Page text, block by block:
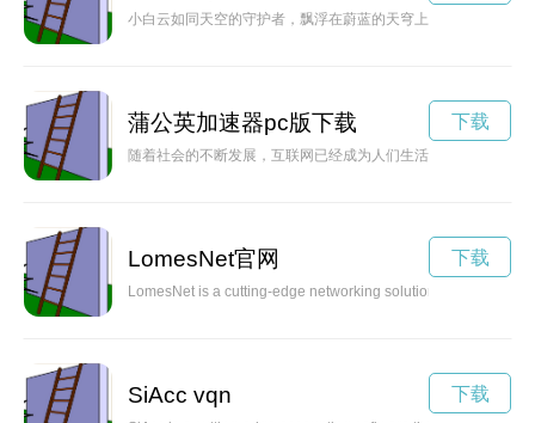
小白云如同天空的守护者，飘浮在蔚蓝的天穹上，轻盈自由，带
蒲公英加速器pc版下载
随着社会的不断发展，互联网已经成为人们生活中不可或缺的
下载
LomesNet官网
LomesNet is a cutting-edge networking solution that is
下载
SiAcc vqn 下载